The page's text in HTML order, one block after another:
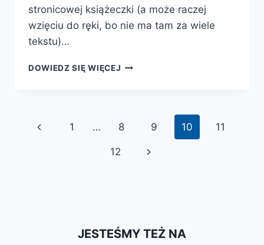
stronicowej książeczki (a może raczej
wzięciu do ręki, bo nie ma tam za wiele
tekstu)…
DOWIEDZ SIĘ WIĘCEJ 100
Nawigacja
Poprzednia
1 … 8 9 10 11
12
Następna
JESTEŚMY TEŻ NA